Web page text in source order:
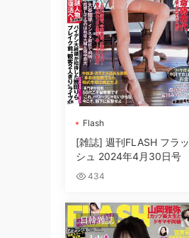
Flash
[雑誌] 週刊FLASH フラッ
シュ 2024年4月30日号
434
日韓雜誌